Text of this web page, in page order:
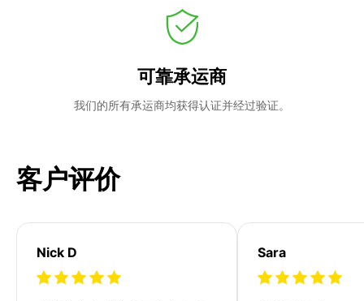
可靠承运商
我们的所有承运商均获得认证并经过验证。
客户评价
Nick D Sara